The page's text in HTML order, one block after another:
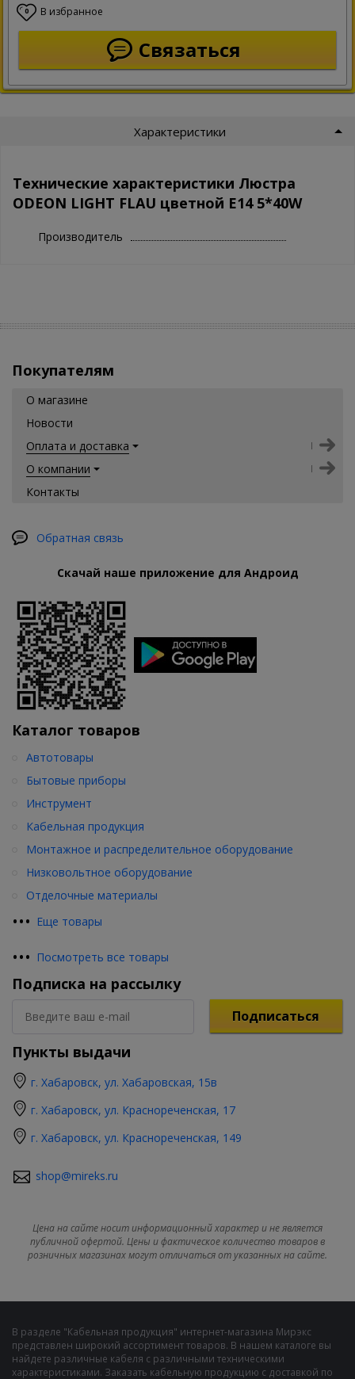
0 В избранное
Связаться
Характеристики
Технические характеристики Люстра
ODEON LIGHT FLAU цветной E14 5*40W
Производитель
Покупателям
О магазине
Новости
Оплата и доставка
О компании
Контакты
Обратная связь
Скачай наше приложение для Андроид
Каталог товаров
••• Еще товары
Автотовары
Бытовые приборы
Инструмент
Кабельная продукция
Монтажное и распределительное оборудование
Низковольтное оборудование
Отделочные материалы
••• Посмотреть все товары
Подписка на рассылку
Подписаться
Пункты выдачи
г. Хабаровск, ул. Хабаровская, 15в
г. Хабаровск, ул. Краснореченская, 17
г. Хабаровск, ул. Краснореченская, 149
shop@mireks.ru
Цена на сайте носит информационный характер и не является
публичной офертой. Цены и фактическое количество товаров в
розничных магазинах могут отличаться от указанных на сайте.
В разделе "Кабельная продукция" интернет-магазина Мирэкс
представлен широкий ассортимент товаров. В нашем каталоге вы
найдете различные кабеля с различными техническими
характеристиками. Заказать кабельную продукцию с доставкой по